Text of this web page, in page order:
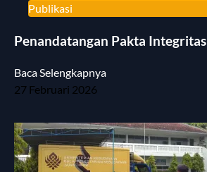
Publikasi
Penandatangan Pakta Integritas
Baca Selengkapnya
27 Februari 2026